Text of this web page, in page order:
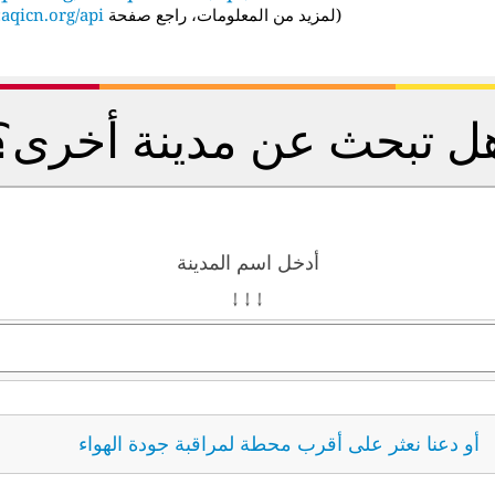
(لمزيد من المعلومات، راجع صفحة API: aqicn.org/api/
تبحث عن مدينة
أدخل اسم المدينة
↓ ↓ ↓
أو دعنا نعثر على أقرب محطة لمراقبة جودة الهواء